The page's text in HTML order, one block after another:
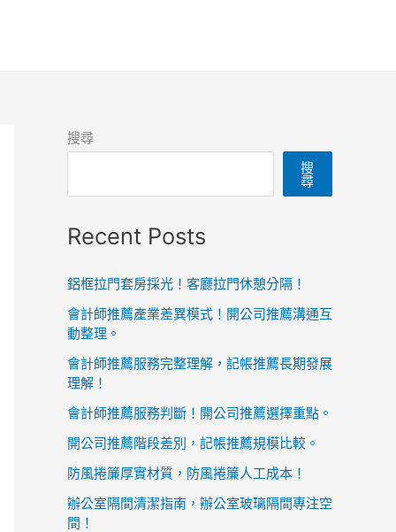
搜尋
搜
尋
Recent Posts
鋁框拉門套房採光！客廳拉門休憩分隔！
會計師推薦產業差異模式！開公司推薦溝通互
動整理。
會計師推薦服務完整理解，記帳推薦長期發展
理解！
會計師推薦服務判斷！開公司推薦選擇重點。
開公司推薦階段差別，記帳推薦規模比較。
防風捲簾厚實材質，防風捲簾人工成本！
辦公室隔間清潔指南，辦公室玻璃隔間專注空
間！